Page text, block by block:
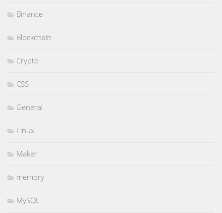
Binance
Blockchain
Crypto
CSS
General
Linux
Maker
memory
MySQL